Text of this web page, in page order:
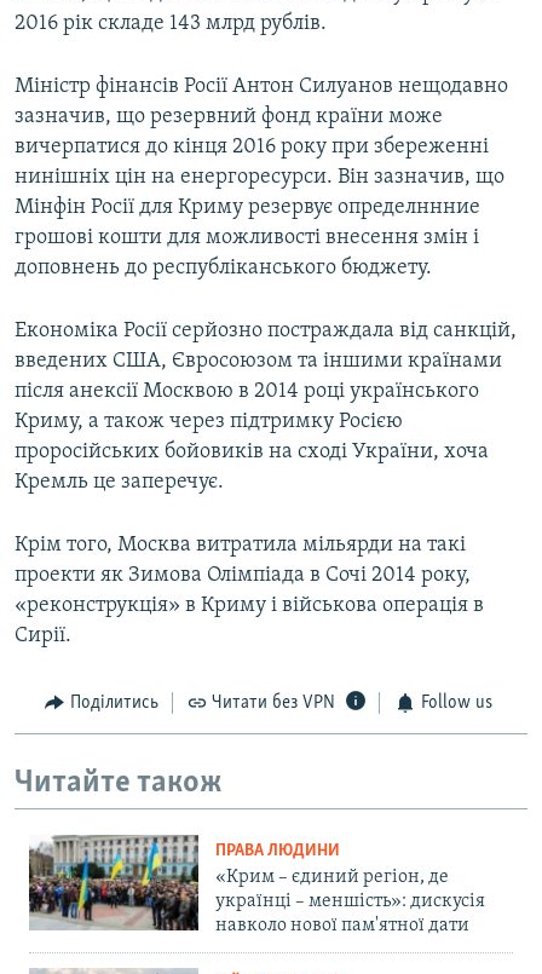
2016 рік складе 143 млрд рублів.
Міністр фінансів Росії Антон Силуанов нещодавно
зазначив, що резервний фонд країни може
вичерпатися до кінця 2016 року при збереженні
нинішніх цін на енергоресурси. Він зазначив, що
Мінфін Росії для Криму резервує определннние
грошові кошти для можливості внесення змін і
доповнень до республіканського бюджету.
Економіка Росії серйозно постраждала від санкцій,
введених США, Євросоюзом та іншими країнами
після анексії Москвою в 2014 році українського
Криму, а також через підтримку Росією
проросійських бойовиків на сході України, хоча
Кремль це заперечує.
Крім того, Москва витратила мільярди на такі
проекти як Зимова Олімпіада в Сочі 2014 року,
«реконструкція» в Криму і військова операція в
Сирії.
Поділитись Читати без VPN Follow us
Читайте також
ПРАВА ЛЮДИНИ
«Крим – єдиний регіон, де
українці – меншість»: дискусія
навколо нової пам'ятної дати